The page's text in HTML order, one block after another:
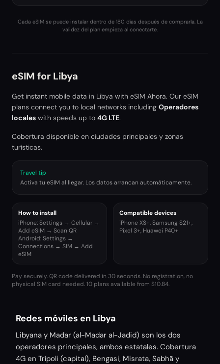
Cada eSIM se puede instalar dentro de 180 días después de comprarla. La
validez del plan empieza al conectarte.
eSIM for Libya
Get instant mobile data in Libya with eSIM Ahora. Our eSIM
plans connect you to local networks including Operadores
locales with speeds up to 4G LTE.
Cobertura disponible en ciudades principales y zonas
turísticas.
Travel tip
Activa tu eSIM al llegar. Los datos arrancan automáticamente.
How to install
iPhone: Settings → Cellular →
Add eSIM → Scan QR
Android: Settings →
Connections → SIM → Add
eSIM
Compatible devices
iPhone XS+, Samsung S21+,
Pixel 3+, Huawei P40+
Pay securely. QR code delivered in 30 seconds. No registration, no
physical SIM card needed.10 plans available from $10.84.
Redes móviles en Libya
Libyana y Madar (al-Madar al-Jadid) son los dos
operadores principales, ambos estatales. Cobertura
4G en Trípoli (capital), Bengasi, Misrata, Sabhā y